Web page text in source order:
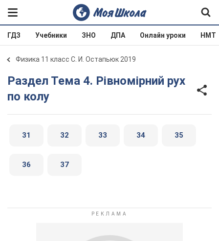
ГДЗ Учебники ЗНО ДПА Онлайн уроки НМТ
Физика 11 класс С. И. Остапьюк 2019
Раздел Тема 4. Рівномірний рух
по колу
31 32 33 34 35
36 37